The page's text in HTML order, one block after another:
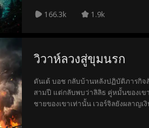
166.3k 1.9k
วิวาห์ลวงสู่ขุมนรก
ดันเต้ บอช กลับบ้านหลังปฏิบัติภารกิจ
สามปี แต่กลับพบว่าลิลิธ คู่หมั้นของเข
ชายของเขาเท่านั้น เวอร์จิลยังผลาญ